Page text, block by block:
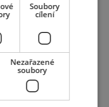
Soubory
cílení
Nezařazené
soubory